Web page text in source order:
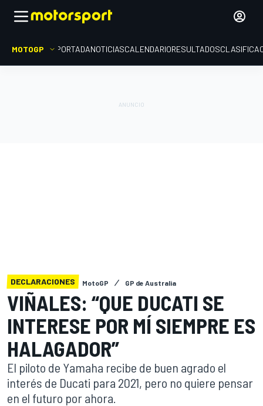
MOTOGP PORTADANOTICIASCALENDARIORESULTADOS
DECLARACIONES MotoGP GP de Australia
VIÑALES: “QUE DUCATI SE
INTERESE POR MÍ SIEMPRE ES
HALAGADOR”
El piloto de Yamaha recibe de buen agrado el
interés de Ducati para 2021, pero no quiere pensar
en el futuro por ahora.